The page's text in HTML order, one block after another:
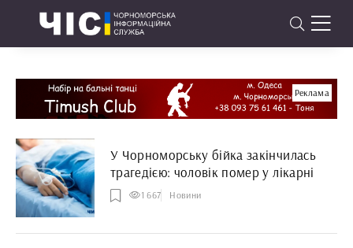
Реклама
У Чорноморську бійка закінчилась
трагедією: чоловік помер у лікарні
1 667 Новини